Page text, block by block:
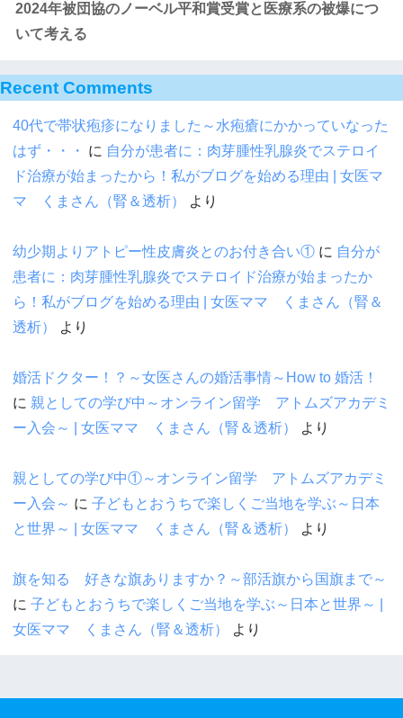
2024年被団協のノーベル平和賞受賞と医療系の被爆につ
いて考える
Recent Comments
40代で帯状疱疹になりました～水疱瘡にかかっていなった
はず・・・
に 自分が患者に：肉芽腫性乳腺炎でステロイ
ド治療が始まったから！私がブログを始める理由 | 女医マ
マ くまさん（腎＆透析）
より
幼少期よりアトピー性皮膚炎とのお付き合い① に 自分が
患者に：肉芽腫性乳腺炎でステロイド治療が始まったか
ら！私がブログを始める理由 | 女医ママ くまさん（腎＆
透析）
より
婚活ドクター！？～女医さんの婚活事情～How to 婚活！
に 親としての学び中～オンライン留学 アトムズアカデミ
ー入会～ | 女医ママ くまさん（腎＆透析）
より
親としての学び中①～オンライン留学 アトムズアカデミ
ー入会～ に 子どもとおうちで楽しくご当地を学ぶ～日本
と世界～ | 女医ママ くまさん（腎＆透析）
より
旗を知る 好きな旗ありますか？～部活旗から国旗まで～
に 子どもとおうちで楽しくご当地を学ぶ～日本と世界～ |
女医ママ くまさん（腎＆透析）
より